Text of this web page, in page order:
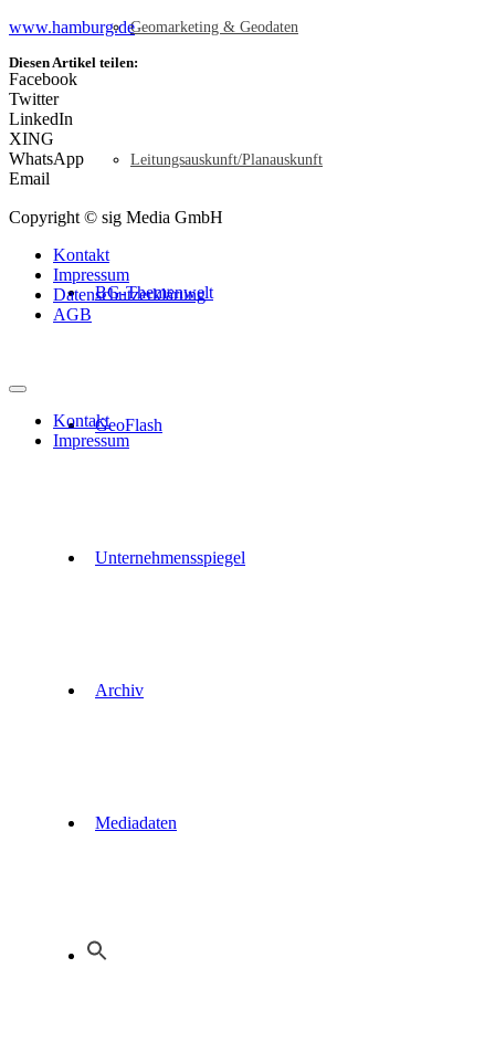
Geomarketing & Geodaten
Leitungsauskunft/Planauskunft
BG-Themenwelt
GeoFlash
Unternehmensspiegel
Archiv
Mediadaten
www.hamburg.de
Diesen Artikel teilen:
Facebook
Twitter
LinkedIn
XING
WhatsApp
Email
Copyright © sig Media GmbH
Kontakt
Impressum
Datenschutzerklärung
AGB
Kontakt
Impressum